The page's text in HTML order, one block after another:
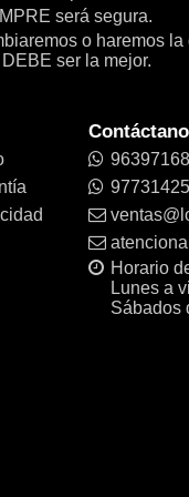
será segura.
o haremos
ser la mejor.
Horario
Lunes a
Sábados